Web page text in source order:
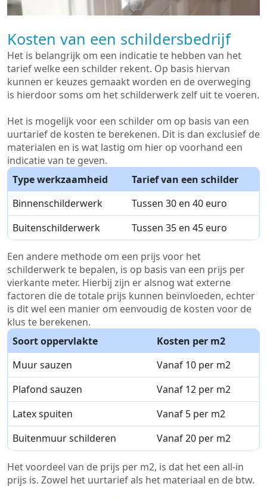
Kosten van een schildersbedrijf
Het is belangrijk om een indicatie te hebben van het
tarief welke een schilder rekent. Op basis hiervan
kunnen er keuzes gemaakt worden en de overweging
is hierdoor soms om het schilderwerk zelf uit te voeren.
Het is mogelijk voor een schilder om op basis van een
uurtarief de kosten te berekenen. Dit is dan exclusief de
materialen en is wat lastig om hier op voorhand een
indicatie van te geven.
Type werkzaamheid
Tarief van een schilder
Binnenschilderwerk
Tussen 30 en 40 euro
Buitenschilderwerk
Tussen 35 en 45 euro
Een andere methode om een prijs voor het
schilderwerk te bepalen, is op basis van een prijs per
vierkante meter. Hierbij zijn er alsnog wat externe
factoren die de totale prijs kunnen beïnvloeden, echter
is dit wel een manier om eenvoudig de kosten voor de
klus te berekenen.
Soort oppervlakte
Kosten per m2
Muur sauzen
Vanaf 10 per m2
Plafond sauzen
Vanaf 12 per m2
Latex spuiten
Vanaf 5 per m2
Buitenmuur schilderen
Vanaf 20 per m2
Het voordeel van de prijs per m2, is dat het een all-in
prijs is. Zowel het uurtarief als het materiaal en de btw.